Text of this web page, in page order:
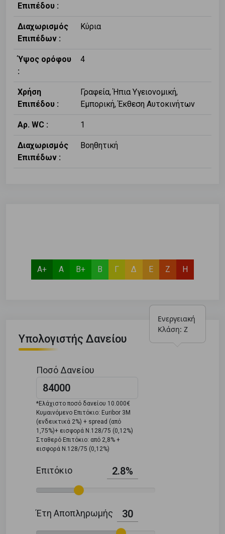
Επιπέδου :
Διαχωρισμός
Επιπέδων :
Κύρια
Ύψος ορόφου
:
4
Χρήση
Επιπέδου :
Γραφεία, Ήπια Υγειονομική,
Εμπορική, Έκθεση Αυτοκινήτων
Αρ. WC : 1
Διαχωρισμός
Επιπέδων :
Βοηθητική
Α+ Α Β+ Β Γ Δ Ε Ζ
Ενεργειακή
Κλάση: Ζ
Η
Υπολογιστής Δανείου
Ποσό Δανείου
*Ελάχιστο ποσό δανείου 10.000€
Κυμαινόμενο Επιτόκιο: Euribor 3M
(ενδεικτικά 2%) + spread (από
1,75%)+ εισφορά Ν.128/75 (0,12%)
Σταθερό Επιτόκιο: από 2,8% +
εισφορά Ν.128/75 (0,12%)
Επιτόκιο 2.8%
Έτη Αποπληρωμής 30